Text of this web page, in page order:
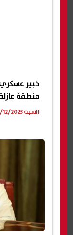
خبير
منطقة
السبت 23/12/2023 12:50 ص